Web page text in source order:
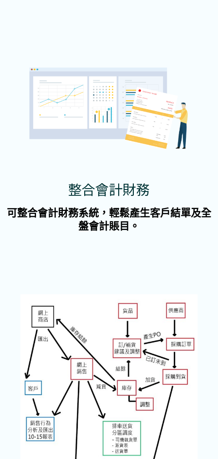
整合會計財務
可整合會計財務系統，輕鬆產生客戶結單及全
盤會計賬目。